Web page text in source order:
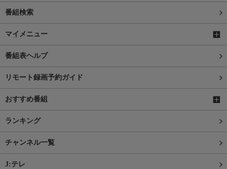
番組検索
マイメニュー
番組表ヘルプ
リモート録画予約ガイド
おすすめ番組
ランキング
チャンネル一覧
J:テレ